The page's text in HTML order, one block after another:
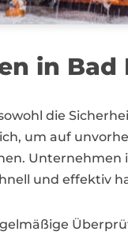
in Bad
die
um auf
Unternehmen
und effektiv